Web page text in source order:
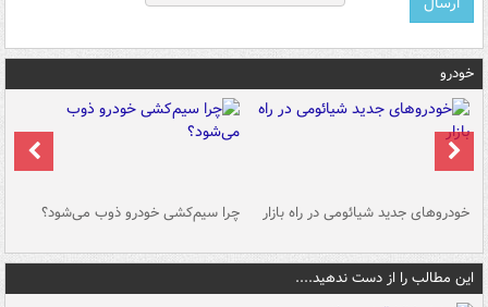
خودرو
خودروهای جدید شیائومی در راه بازار چرا سیم‌کشی خودرو ذوب می‌شود؟
این مطالب را از دست ندهید....